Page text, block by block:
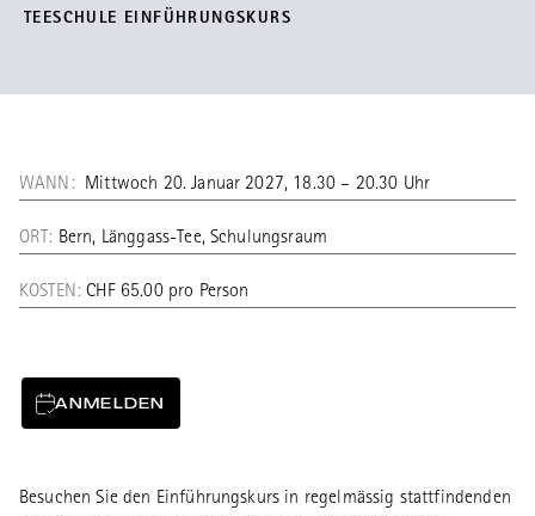
TEESCHULE EINFÜHRUNGSKURS
WANN: Mittwoch 20. Januar 2027, 18.30 – 20.30 Uhr
ORT: Bern, Länggass-Tee, Schulungsraum
KOSTEN:CHF 65.00 pro Person
ANMELDEN
Besuchen Sie den Einführungskurs in regelmässig stattfindenden